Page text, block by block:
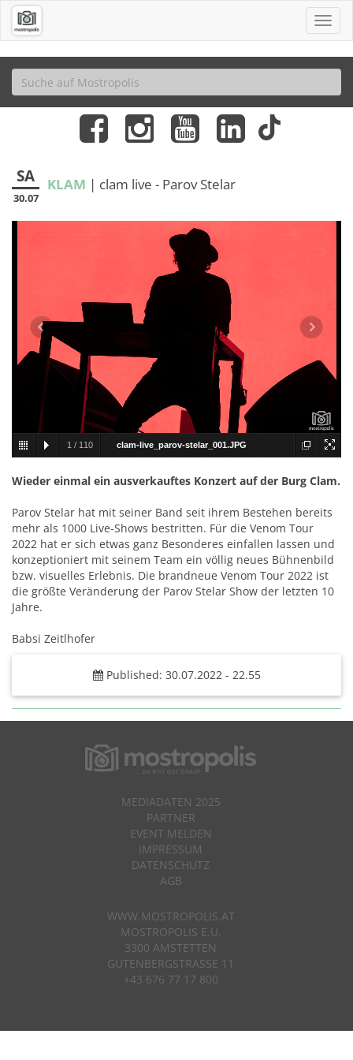
SA
30.07
KLAM | clam live - Parov Stelar
1 / 110 clam-live_parov-stelar_001.JPG
Wieder einmal ein ausverkauftes Konzert auf der Burg Clam.
Parov Stelar hat mit seiner Band seit ihrem Bestehen bereits
mehr als 1000 Live-Shows bestritten. Für die Venom Tour
2022 hat er sich etwas ganz Besonderes einfallen lassen und
konzeptioniert mit seinem Team ein völlig neues Bühnenbild
bzw. visuelles Erlebnis. Die brandneue Venom Tour 2022 ist
die größte Veränderung der Parov Stelar Show der letzten 10
Jahre.
Babsi Zeitlhofer
Published: 30.07.2022 - 22.55
MEDIADATEN 2025
PARTNER
EVENT MELDEN
IMPRESSUM
DATENSCHUTZ
AGB
WWW.MOSTROPOLIS.AT
MOSTROPOLIS E.U.
3300 AMSTETTEN
GUTENBERGSTRASSE 11
+43 676 77 17 800